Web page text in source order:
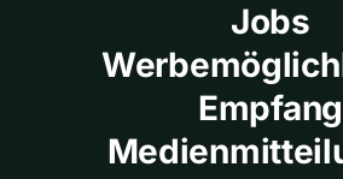
Jobs
Empfang